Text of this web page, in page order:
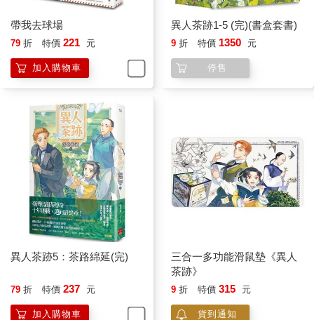
帶我去球場
79 折 特價 221 元
加入購物車
異人茶跡1-5 (完)(書盒套書)
9 折 特價 1350 元
停售
異人茶跡5：茶路綿延(完)
79 折 特價 237 元
加入購物車
三合一多功能滑鼠墊《異人
茶跡》
9 折 特價 315 元
貨到通知